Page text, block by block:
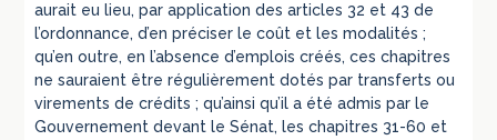
aurait eu lieu, par application des articles 32 et 43 de
l’ordonnance, d’en préciser le coût et les modalités ;
qu’en outre, en l’absence d’emplois créés, ces chapitres
ne sauraient être régulièrement dotés par transferts ou
virements de crédits ; qu’ainsi qu’il a été admis par le
Gouvernement devant le Sénat, les chapitres 31-60 et